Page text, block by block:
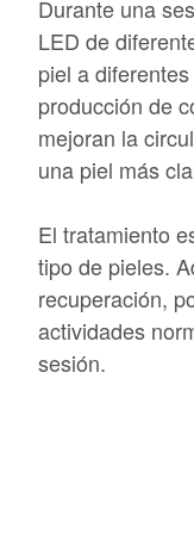
Durante una
LED de
piel a
producción de
mejoran la
una piel más
El tratamiento
tipo de pieles.
recuperación,
actividades
sesión.